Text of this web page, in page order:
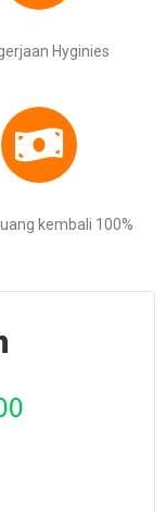
Hyginies
kembali 100%